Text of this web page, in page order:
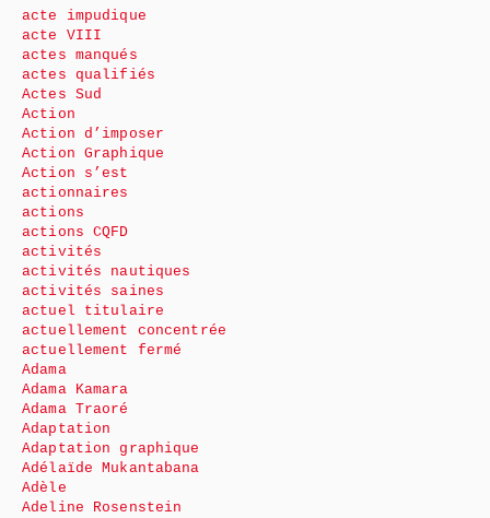
acte impudique
acte VIII
actes manqués
actes qualifiés
Actes Sud
Action
Action d’imposer
Action Graphique
Action s’est
actionnaires
actions
actions CQFD
activités
activités nautiques
activités saines
actuel titulaire
actuellement concentrée
actuellement fermé
Adama
Adama Kamara
Adama Traoré
Adaptation
Adaptation graphique
Adélaïde Mukantabana
Adèle
Adeline Rosenstein